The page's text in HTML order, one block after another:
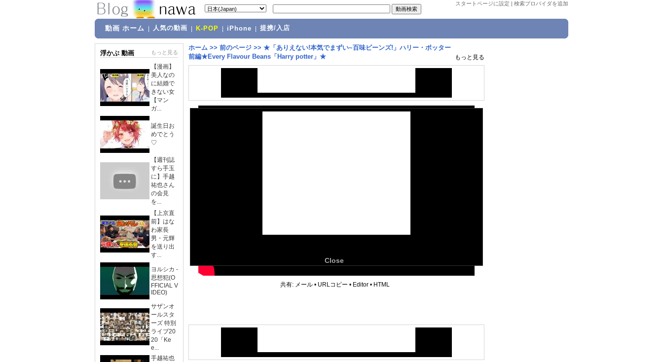
スタートページに設定 | 検索プロバイダを追加
動画 ホーム 人気の動画 K-POP iPhone 提携/入店
浮かぶ 動画 もっと見る
【漫画】
美人なの
に結婚で
きない女
【マン
ガ...
誕生日お
めでとう
♡
【週刊誌
すら手玉
に】手越
祐也さん
の会見
を...
【上京直
前】はな
わ家長
男・元輝
を送り出
す...
ヨルシカ -
思想犯(O
FFICIAL V
IDEO)
サザンオ
ールスタ
ーズ 特別
ライブ20
20「Ke
e...
手越祐也
ホーム >> 前のページ >> ★「ありえない!本気でまずい~百味ビーンズ!」ハリー・ポッター
前編★Every Flavour Beans「Harry potter」★
もっと見る
Close
共有: メール • URLコピー • Editor • HTML